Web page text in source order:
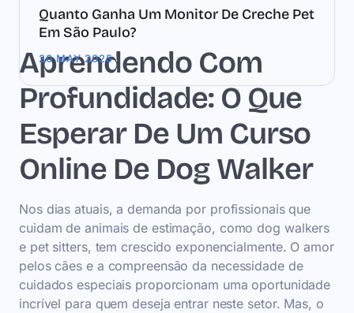
Aprendendo Com
Profundidade: O Que
Esperar De Um Curso
Online De Dog Walker
Nos dias atuais, a demanda por profissionais que
cuidam de animais de estimação, como dog walkers
e pet sitters, tem crescido exponencialmente. O amor
pelos cães e a compreensão da necessidade de
cuidados especiais proporcionam uma oportunidade
incrível para quem deseja entrar neste setor. Mas, o
Quanto Ganha Um Monitor De Creche Pet
Em São Paulo?
20 MAY 2025